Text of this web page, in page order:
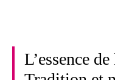
L’essence